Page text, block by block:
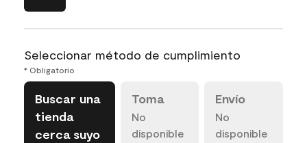
Seleccionar método de cumplimiento
* Obligatorio
Buscar una
tienda
cerca suyo
Toma
No
disponible
Envío
No
disponible